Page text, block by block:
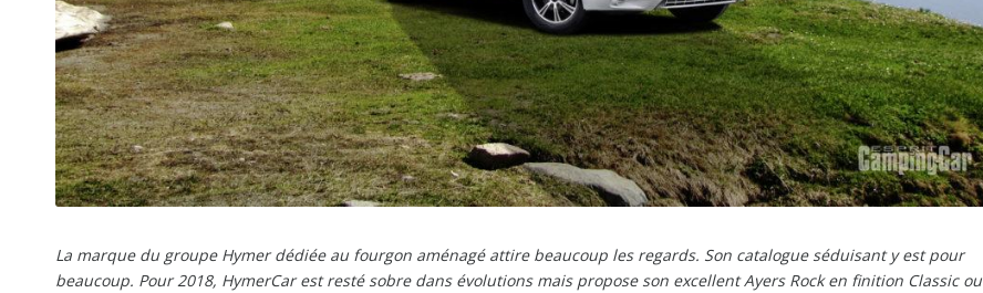
La marque du groupe Hymer dédiée au fourgon aménagé attire beaucoup les regards. Son catalogue séduisant y est pour
beaucoup. Pour 2018, HymerCar est resté sobre dans évolutions mais propose son excellent Ayers Rock en finition Classic ou